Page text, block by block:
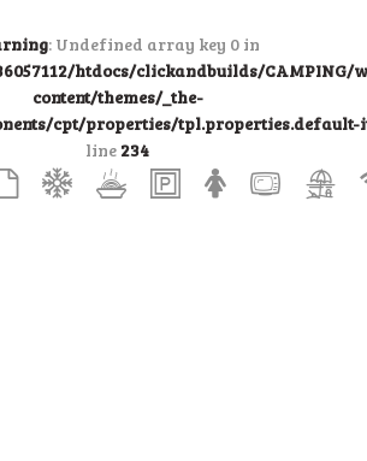
: Undefined array key 0 in
htdocs/clickandbuilds/CAMPING/
content/themes/_the-
cpt/properties/tpl.properties.default-
line 234